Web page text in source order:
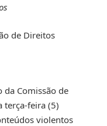
de Direitos
da Comissão de
terça-feira (5)
violentos